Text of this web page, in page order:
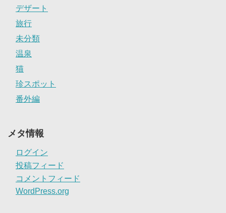
デザート
旅行
未分類
温泉
猫
珍スポット
番外編
メタ情報
ログイン
投稿フィード
コメントフィード
WordPress.org